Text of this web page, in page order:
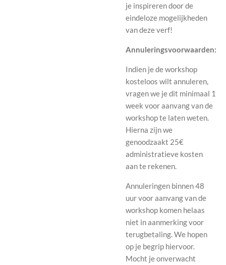
je inspireren door de
eindeloze mogelijkheden
van deze verf!
Annuleringsvoorwaarden:
Indien je de workshop
kosteloos wilt annuleren,
vragen we je dit minimaal 1
week voor aanvang van de
workshop te laten weten.
Hierna zijn we
genoodzaakt 25€
administratieve kosten
aan te rekenen.
Annuleringen binnen 48
uur voor aanvang van de
workshop komen helaas
niet in aanmerking voor
terugbetaling. We hopen
op je begrip hiervoor.
Mocht je onverwacht